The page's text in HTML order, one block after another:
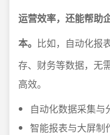
运营效率，还能帮助
本。 比如，自动化报
存、财务等数据，无
高效。
自动化数据采集与
智能报表与大屏制